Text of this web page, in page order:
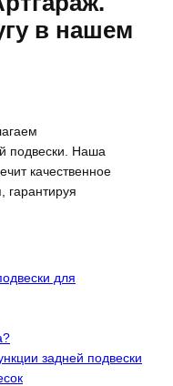
в нашем
подвески. Наша
качественное
гарантируя
для
задней подвески